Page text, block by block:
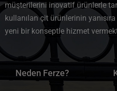
müşterilerini inovatif ürünlerle
kullanılan çit ürünlerinin
yeni bir konseptle hizmet
Neden Ferze?